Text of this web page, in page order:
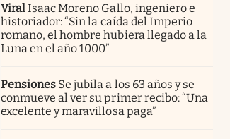
ViralIsaac Moreno Gallo, ingeniero e
historiador: “Sin la caída del Imperio
romano, el hombre hubiera llegado a la
Luna en el año 1000”
Pensiones Se jubila a los 63 años y se
conmueve al ver su primer recibo: “Una
excelente y maravillosa paga”